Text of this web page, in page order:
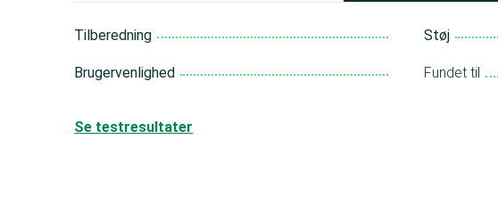
Tilberedning
Brugervenlighed
Støj
Fundet til
Se testresultater